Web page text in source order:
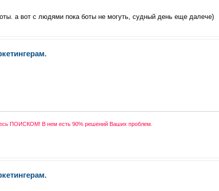
а вот с людями пока боты не могуть, судный день еще далече)
ПОИСКОМ! В нем есть 90% решений Ваших проблем.